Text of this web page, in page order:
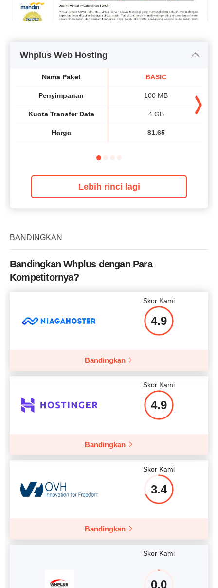
Whplus Web Hosting
Nama Paket
Penyimpanan
Kuota Transfer Data
Harga
BASIC
100 MB
4 GB
$1.65
Lebih rinci lagi
BANDINGKAN
Bandingkan Whplus dengan Para
Kompetitornya?
Skor Kami
4.9
Bandingkan
Skor Kami
4.9
Bandingkan
Skor Kami
3.4
Bandingkan
Skor Kami
0.0